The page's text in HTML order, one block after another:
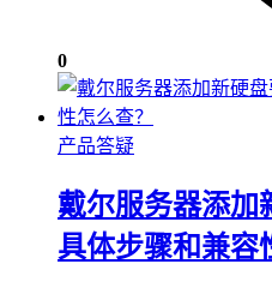
0
产品答疑
戴尔服务器添加
具体步骤和兼容